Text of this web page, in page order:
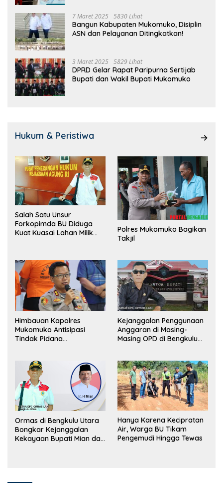
7 Maret 2025 5830 Lihat
Bangun Kabupaten Mukomuko, Disiplin
ASN dan Pelayanan Ditingkatkan!
3 Maret 2025 5829 Lihat
DPRD Gelar Rapat Paripurna Sertijab
Bupati dan Wakil Bupati Mukomuko
Hukum & Peristiwa
Salah Satu Unsur
Forkopimda BU Diduga
Kuat Kuasai Lahan Milik
Polres Mukomuko Bagikan
Takjil
Himbauan Kapolres
Mukomuko Antisipasi
Tindak Pidana
Kejanggalan Penggunaan
Anggaran di Masing-
Masing OPD di Bengkulu
Ormas di Bengkulu Utara
Bongkar Kejanggalan
Kekayaan Bupati Mian dan
Hanya Karena Kecipratan
Air, Warga BU Tikam
Pengemudi Hingga Tewas